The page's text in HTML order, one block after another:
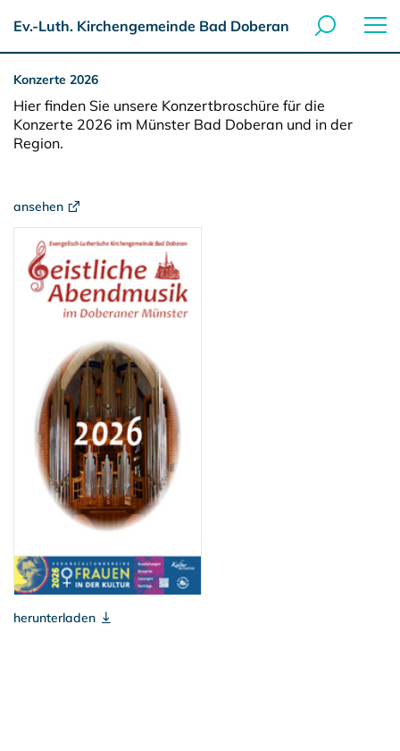
Ev.-Luth. Kirchengemeinde Bad Doberan
Konzerte 2026
Hier finden Sie unsere Konzertbroschüre für die
Konzerte 2026 im Münster Bad Doberan und in der
Region.
ansehen
herunterladen